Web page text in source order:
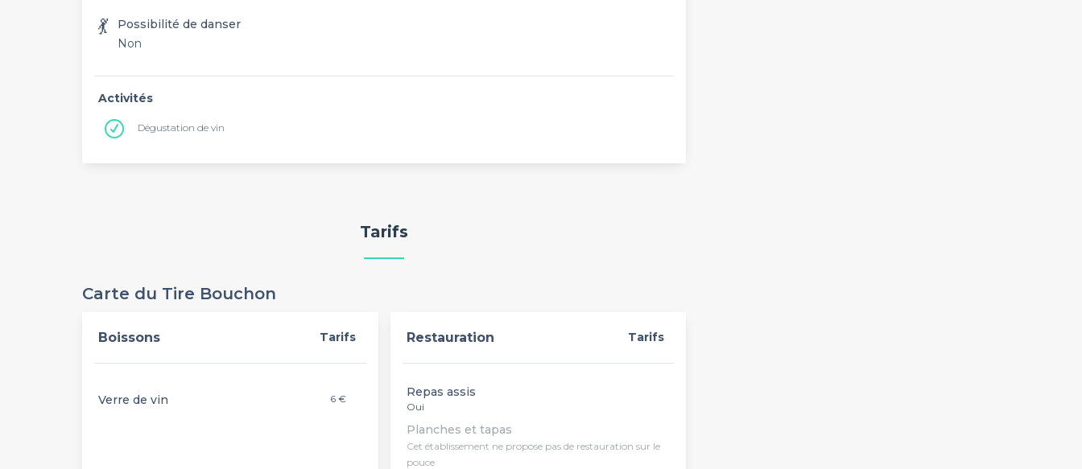
💃
Possibilité de danser
Non
Activités
Dégustation de vin
Tarifs
Carte du Tire Bouchon
Boissons Tarifs
Verre de vin 6 €
Restauration Tarifs
Repas assis
Oui
Planches et tapas
Cet établissement ne propose pas de restauration sur le
pouce